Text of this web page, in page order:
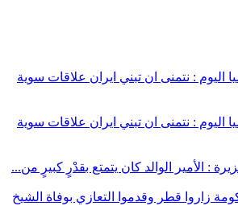
اليوم : نتمنى ان تبني ايران علاقات سوية
اليوم : نتمنى ان تبني ايران علاقات سوية
: الأمير الوالد كان يتمتع بقدْرٍ كبيرٍ من...
زاروا قطر وقدموا التعازي بوفاة الشيخ